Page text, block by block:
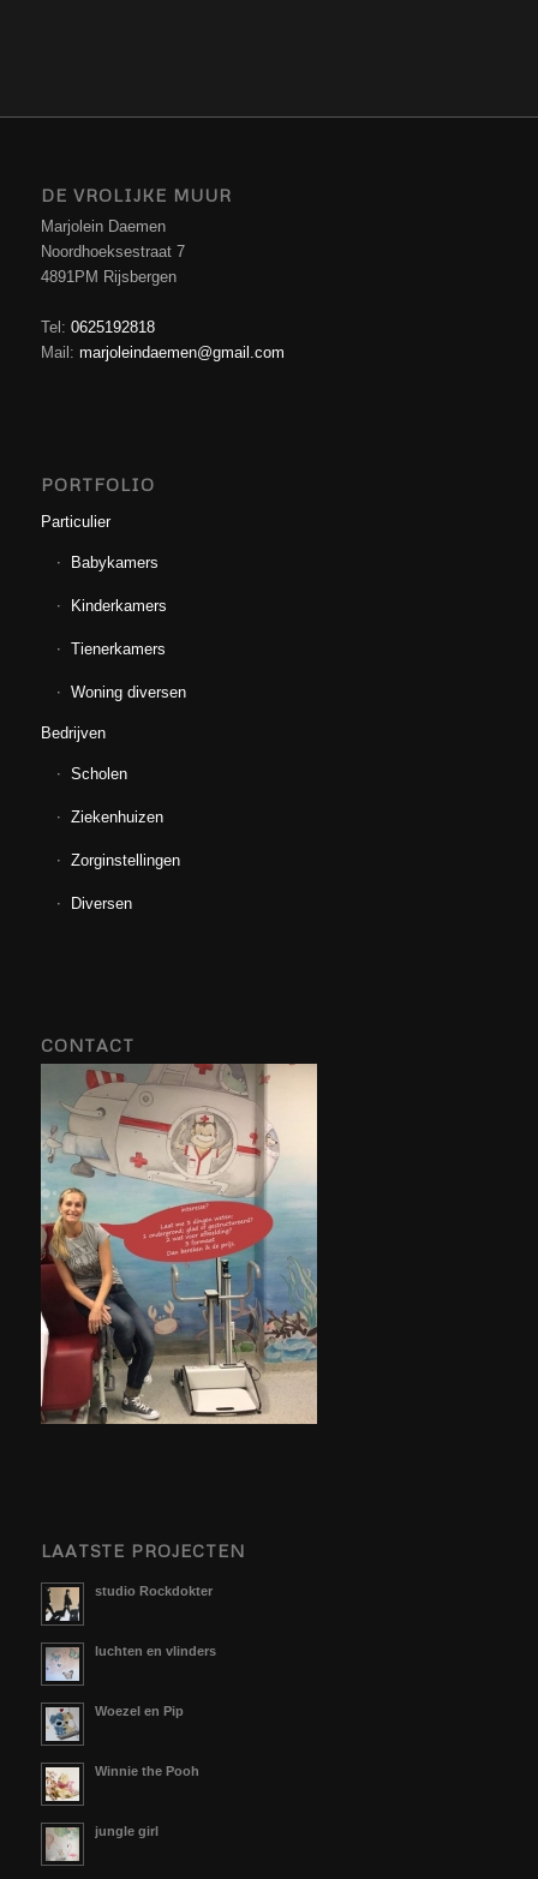
DE VROLIJKE MUUR
Marjolein Daemen
Noordhoeksestraat 7
4891PM Rijsbergen
Tel: 0625192818
Mail: marjoleindaemen@gmail.com
PORTFOLIO
Particulier
Babykamers
Kinderkamers
Tienerkamers
Woning diversen
Bedrijven
Scholen
Ziekenhuizen
Zorginstellingen
Diversen
CONTACT
LAATSTE PROJECTEN
studio Rockdokter
luchten en vlinders
Woezel en Pip
Winnie the Pooh
jungle girl